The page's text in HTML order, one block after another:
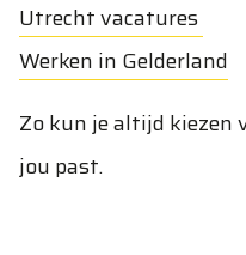
Utrecht vacatures
Werken in Gelderland
Zo kun je altijd kiezen
jou past.